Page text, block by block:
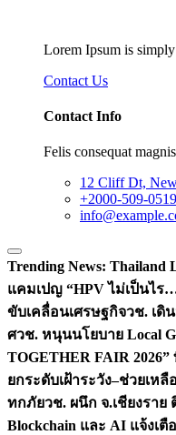
Lorem Ipsum is
Contact Us
Contact Info
Felis consequat
12 Cliff Dt,
+2000-509-0519
Trending News: Thailand
แคมเปญ “HPV ไม่เป็นไร
ขับเคลื่อนเศรษฐกิจวช. เดิ
ศวช. หนุนนโยบาย Local
TOGETHER FAIR
ยกระดับเฝ้าระวัง–ช่วยเห
ทกภัยวช. ผนึก จ.เชียงรา
Blockchain และ AI แจ้ง